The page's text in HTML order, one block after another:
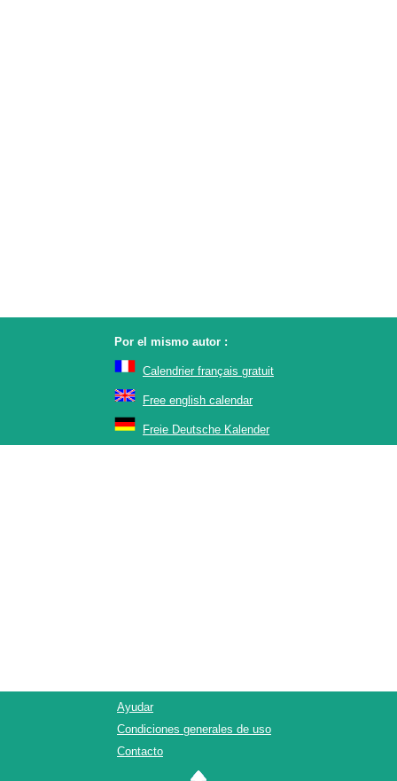
Por el mismo autor :
Calendrier français gratuit
Free english calendar
Freie Deutsche Kalender
Ayudar
Condiciones generales de uso
Contacto